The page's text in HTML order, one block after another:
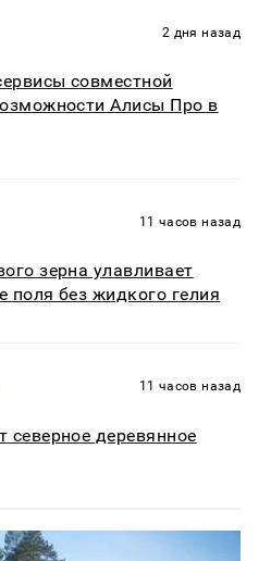
2 дня назад
совместной
Алисы Про в
11 часов назад
зерна улавливает
поля без жидкого гелия
11 часов назад
северное деревянное